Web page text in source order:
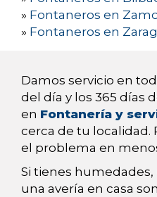
» Fontaneros en
» Fontaneros en
Damos servicio en
del día y los 365 días
en Fontanería y
cerca de tu
el problema en
Si tienes
una avería en casa